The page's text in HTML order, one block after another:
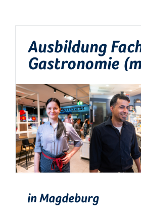
Ausbildung
Gastronomie
in Magdeburg